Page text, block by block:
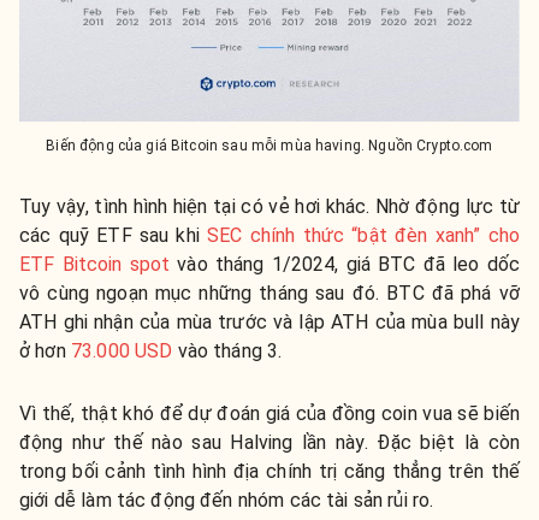
Biến động của giá Bitcoin sau mỗi mùa having. Nguồn Crypto.com
Tuy vậy, tình hình hiện tại có vẻ hơi khác. Nhờ động lực từ
các quỹ ETF sau khiSEC chính thức “bật đèn xanh” cho
ETF Bitcoin spot vào tháng 1/2024, giá BTC đã leo dốc
vô cùng ngoạn mục những tháng sau đó. BTC đã phá vỡ
ATH ghi nhận của mùa trước và lập ATH của mùa bull này
ở hơn 73.000 USD vào tháng 3.
Vì thế, thật khó để dự đoán giá của đồng coin vua sẽ biến
động như thế nào sau Halving lần này. Đặc biệt là còn
trong bối cảnh tình hình địa chính trị căng thẳng trên thế
giới dễ làm tác động đến nhóm các tài sản rủi ro.